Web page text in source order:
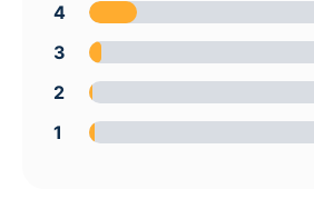
4
3
2
1